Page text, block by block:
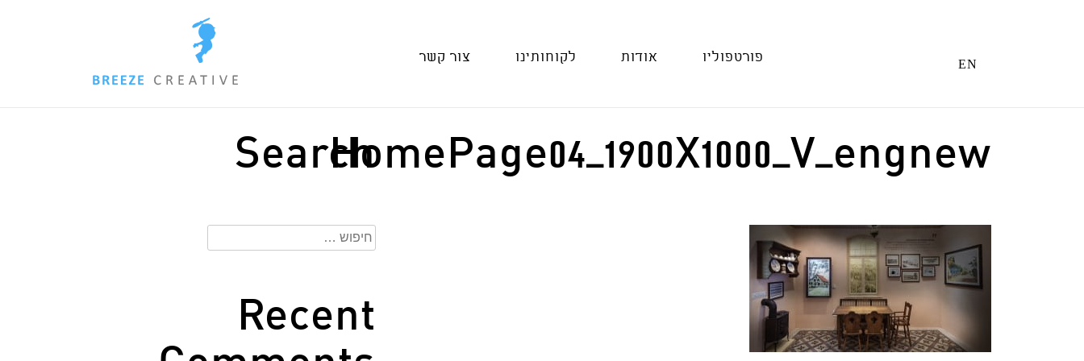
EN
פורטפוליו אודות לקוחותינו צור קשר
HomePage04_1900X1000_V_engnew
Search
חיפוש:
Recent